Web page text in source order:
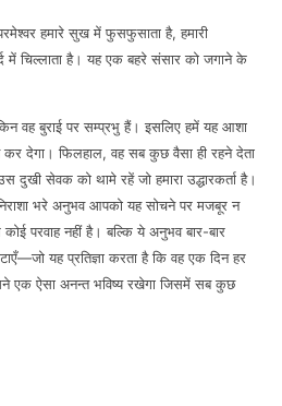
हमारे सुख में फुसफुसाता है, हमारी
में चिल्लाता है। यह एक बहरे संसार को जगाने के
वह बुराई पर सम्प्रभु हैं। इसलिए हमें यह आशा
कर देगा। फिलहाल, वह सब कुछ वैसा ही रहने देता
दुखी सेवक को थामे रहें जो हमारा उद्धारकर्ता है।
भरे अनुभव आपको यह सोचने पर मजबूर न
परवाह नहीं है। बल्कि ये अनुभव बार-बार
यह प्रतिज्ञा करता है कि वह एक दिन हर
एक ऐसा अनन्त भविष्य रखेगा जिसमें सब कुछ